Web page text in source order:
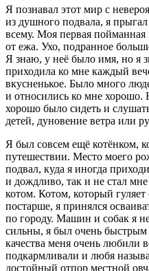
Я познавал этот мир с
из душного подвала, я прыгал
всему. Моя первая
от ежа. Ухо, подранное
Я знаю, у неё было имя, но я
приходила ко мне каждый
вкусненькое. Было много
и относились ко мне
хорошо было сидеть и
детей, дуновение ветра или
Я был совсем ещё котёнком,
путешествии. Место моего
подвал, куда я иногда
и дождливо, так и не стал
котом. Котом, который гуляет
постарше, я принялся
по городу. Машин и собак я
сильны, я был очень
качества меня очень любили
подкармливали и любя
достойный отпор местной